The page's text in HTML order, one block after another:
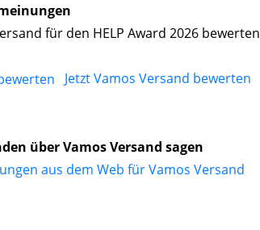
für den HELP Award 2026 bewerten
Jetzt Vamos Versand bewerten
über Vamos Versand sagen
aus dem Web für Vamos Versand